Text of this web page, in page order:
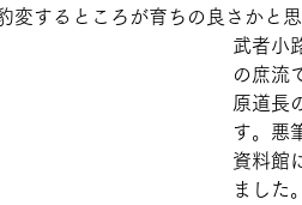
変するところが育ちの良さかと思
武者小
の庶流
原道長
す。悪
資料館
ました。